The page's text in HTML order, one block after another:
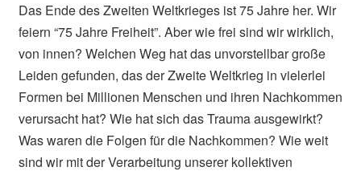
Das Ende des Zweiten Weltkrieges ist 75 Jahre her. Wir
feiern “75 Jahre Freiheit”. Aber wie frei sind wir wirklich,
von innen? Welchen Weg hat das unvorstellbar große
Leiden gefunden, das der Zweite Weltkrieg in vielerlei
Formen bei Millionen Menschen und ihren Nachkommen
verursacht hat? Wie hat sich das Trauma ausgewirkt?
Was waren die Folgen für die Nachkommen? Wie weit
sind wir mit der Verarbeitung unserer kollektiven